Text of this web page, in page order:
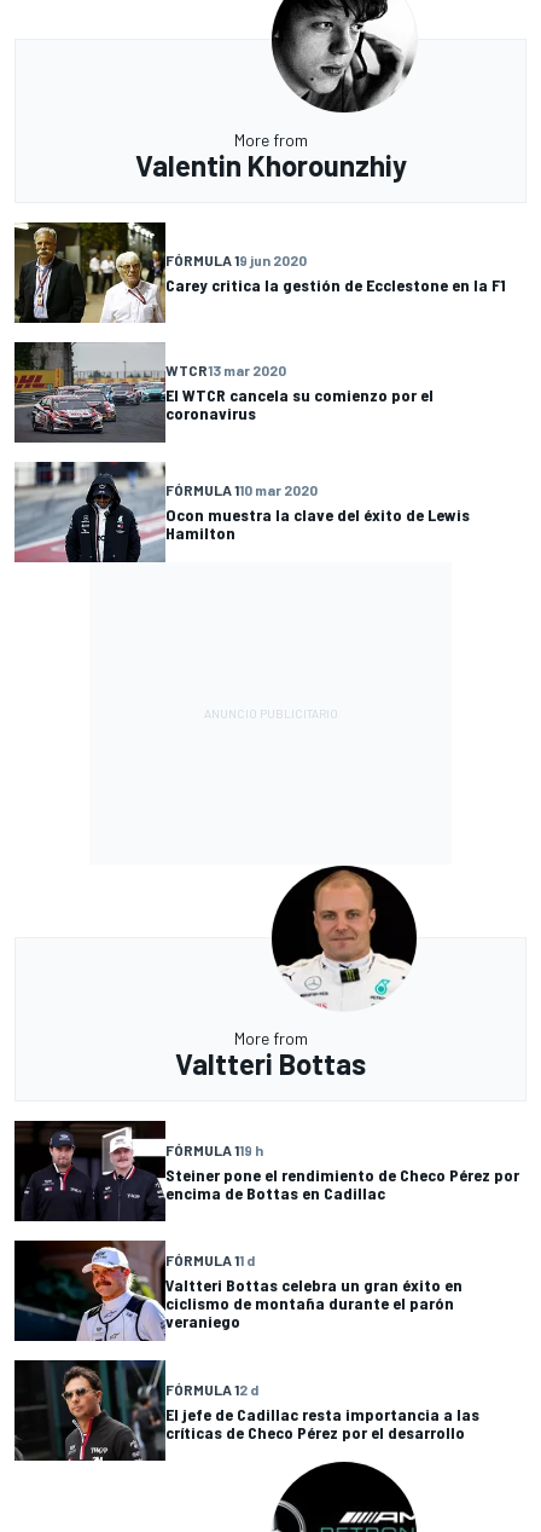
More from
Valentin Khorounzhiy
FÓRMULA 19 jun 2020
Carey critica la gestión de Ecclestone en la F1
WTCR13 mar 2020
El WTCR cancela su comienzo por el
coronavirus
FÓRMULA 110 mar 2020
Ocon muestra la clave del éxito de Lewis
Hamilton
More from
Valtteri Bottas
FÓRMULA 119 h
Steiner pone el rendimiento de Checo Pérez por
encima de Bottas en Cadillac
FÓRMULA 11 d
Valtteri Bottas celebra un gran éxito en
ciclismo de montaña durante el parón
veraniego
FÓRMULA 12 d
El jefe de Cadillac resta importancia a las
críticas de Checo Pérez por el desarrollo